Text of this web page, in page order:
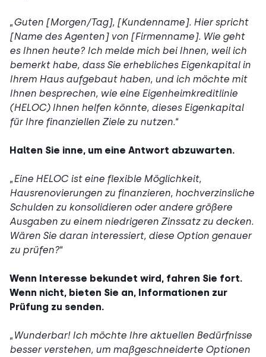
„Guten [Morgen/Tag], [Kundenname]. Hier spricht
[Name des Agenten] von [Firmenname]. Wie geht
es Ihnen heute? Ich melde mich bei Ihnen, weil ich
bemerkt habe, dass Sie erhebliches Eigenkapital in
Ihrem Haus aufgebaut haben, und ich möchte mit
Ihnen besprechen, wie eine Eigenheimkreditlinie
(HELOC) Ihnen helfen könnte, dieses Eigenkapital
für Ihre finanziellen Ziele zu nutzen.“
Halten Sie inne, um eine Antwort abzuwarten.
„Eine HELOC ist eine flexible Möglichkeit,
Hausrenovierungen zu finanzieren, hochverzinsliche
Schulden zu konsolidieren oder andere größere
Ausgaben zu einem niedrigeren Zinssatz zu decken.
Wären Sie daran interessiert, diese Option genauer
zu prüfen?“
Wenn Interesse bekundet wird, fahren Sie fort.
Wenn nicht, bieten Sie an, Informationen zur
Prüfung zu senden.
„ Wunderbar! Ich möchte Ihre aktuellen Bedürfnisse
besser verstehen, um maßgeschneiderte Optionen